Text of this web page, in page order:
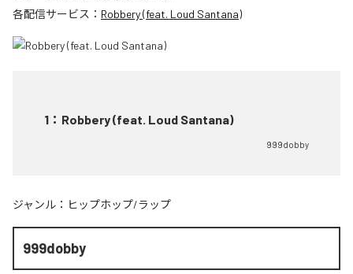
各配信サービス： Robbery (feat. Loud Santana)
1 ： Robbery (feat. Loud Santana)
999dobby
ジャンル： ヒップホップ/ラップ
999dobby